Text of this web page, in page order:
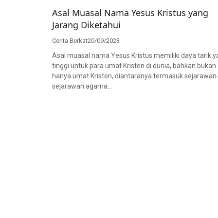
Asal Muasal Nama Yesus Kristus yang
Jarang Diketahui
Cerita Berkat20/09/2023
Asal muasal nama Yesus Kristus memiliki daya tarik
tinggi untuk para umat Kristen di dunia, bahkan bukan
hanya umat Kristen, diantaranya termasuk sejarawan-
sejarawan agama…